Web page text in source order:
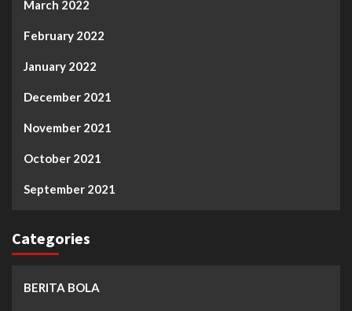
March 2022
February 2022
January 2022
December 2021
November 2021
October 2021
September 2021
Categories
BERITA BOLA